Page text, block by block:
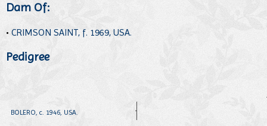
Dam Of:
• CRIMSON SAINT, f. 1969, USA.
Pedigree
BOLERO, c. 1946, USA.